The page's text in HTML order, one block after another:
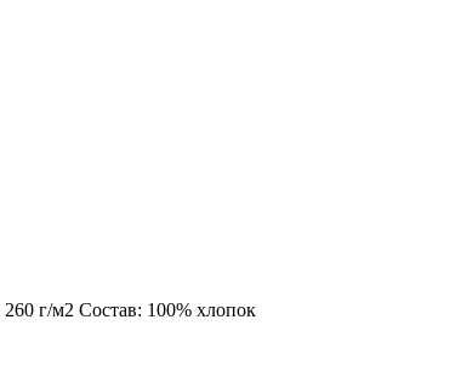
260 г/м2 Состав: 100% хлопок